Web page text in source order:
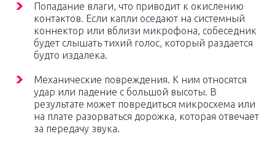
Попадание влаги, что приводит к окислению
контактов. Если капли оседают на системный
коннектор или вблизи микрофона, собеседник
будет слышать тихий голос, который раздается
будто издалека.
Механические повреждения. К ним относятся
удар или падение с большой высоты. В
результате может повредиться микросхема или
на плате разорваться дорожка, которая отвечает
за передачу звука.